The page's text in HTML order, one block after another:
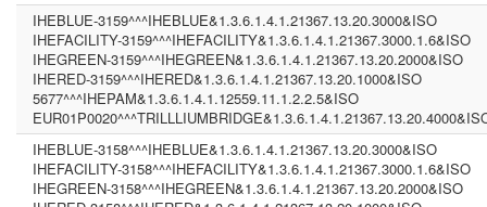
IHEBLUE-3159^^^IHEBLUE&1.3.6.1.4.1.21367.13.20.3000&ISO
IHEFACILITY-3159^^^IHEFACILITY&1.3.6.1.4.1.21367.3000.1.6&ISO
IHEGREEN-3159^^^IHEGREEN&1.3.6.1.4.1.21367.13.20.2000&ISO
IHERED-3159^^^IHERED&1.3.6.1.4.1.21367.13.20.1000&ISO
5677^^^IHEPAM&1.3.6.1.4.1.12559.11.1.2.2.5&ISO
IHEBLUE-3158^^^IHEBLUE&1.3.6.1.4.1.21367.13.20.3000&ISO
IHEFACILITY-3158^^^IHEFACILITY&1.3.6.1.4.1.21367.3000.1.6&ISO
IHEGREEN-3158^^^IHEGREEN&1.3.6.1.4.1.21367.13.20.2000&ISO